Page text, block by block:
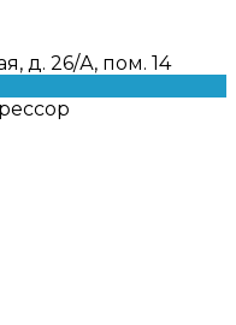
д. 26/А, пом. 14